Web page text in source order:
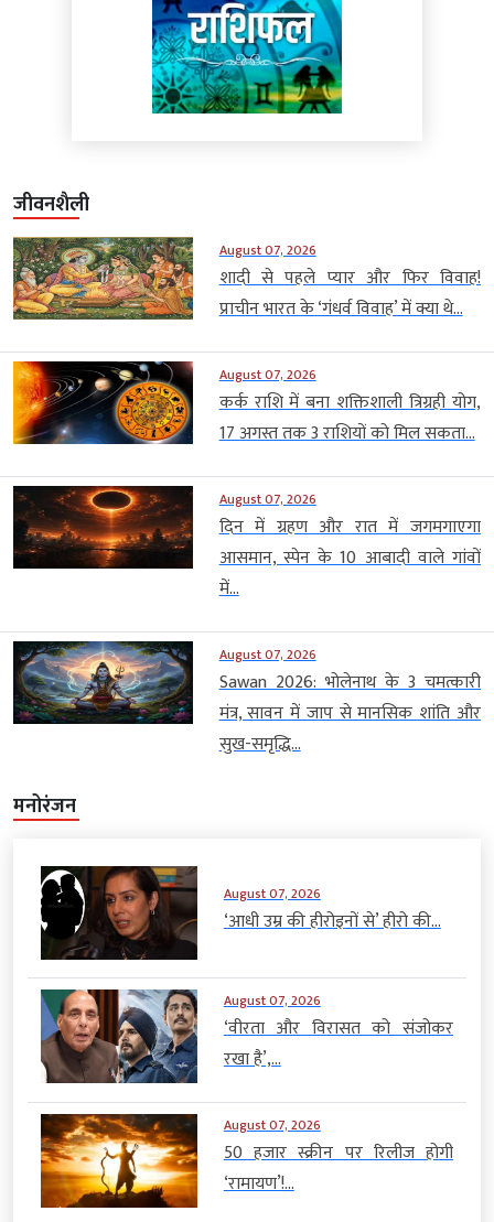
जीवनशैली
August 07, 2026
शादी से पहले प्यार और फिर विवाह!
प्राचीन भारत के ‘गंधर्व विवाह’ में क्या थे...
August 07, 2026
कर्क राशि में बना शक्तिशाली त्रिग्रही योग,
17 अगस्त तक 3 राशियों को मिल सकता...
August 07, 2026
दिन में ग्रहण और रात में जगमगाएगा
आसमान, स्पेन के 10 आबादी वाले गांवों
में...
August 07, 2026
Sawan 2026: भोलेनाथ के 3 चमत्कारी
मंत्र, सावन में जाप से मानसिक शांति और
सुख-समृद्धि...
मनोरंजन
August 07, 2026
‘आधी उम्र की हीरोइनों से’ हीरो की...
August 07, 2026
‘वीरता और विरासत को संजोकर
रखा है’,...
August 07, 2026
50 हजार स्क्रीन पर रिलीज होगी
‘रामायण’!...